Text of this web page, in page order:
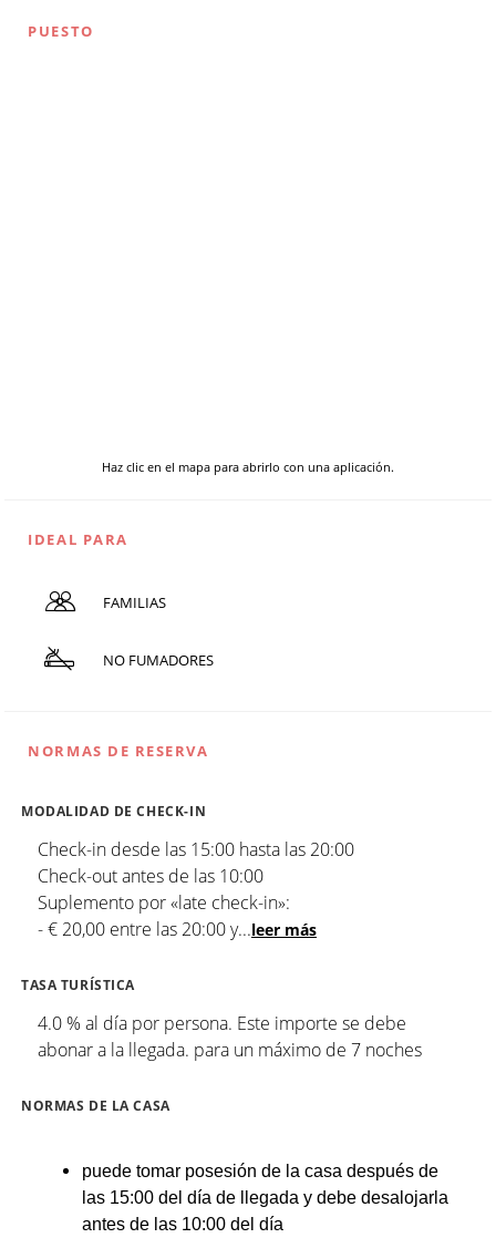
PUESTO
Haz clic en el mapa para abrirlo con una aplicación.
IDEAL PARA
FAMILIAS
NO FUMADORES
NORMAS DE RESERVA
MODALIDAD DE CHECK-IN
Check-in desde las 15:00 hasta las 20:00
Check-out antes de las 10:00
Suplemento por «late check-in»:
- € 20,00 entre las 20:00 y...leer más
TASA TURÍSTICA
4.0 % al día por persona. Este importe se debe
abonar a la llegada. para un máximo de 7 noches
NORMAS DE LA CASA
puede tomar posesión de la casa después de
las 15:00 del día de llegada y debe desalojarla
antes de las 10:00 del día